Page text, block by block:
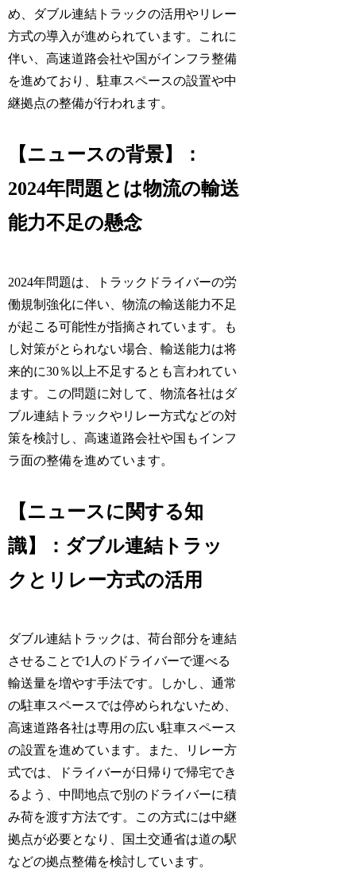
め、ダブル連結トラックの活用やリレー
方式の導入が進められています。これに
伴い、高速道路会社や国がインフラ整備
を進めており、駐車スペースの設置や中
継拠点の整備が行われます。
【ニュースの背景】：
2024年問題とは物流の輸送
能力不足の懸念
2024年問題は、トラックドライバーの労
働規制強化に伴い、物流の輸送能力不足
が起こる可能性が指摘されています。も
し対策がとられない場合、輸送能力は将
来的に30％以上不足するとも言われてい
ます。この問題に対して、物流各社はダ
ブル連結トラックやリレー方式などの対
策を検討し、高速道路会社や国もインフ
ラ面の整備を進めています。
【ニュースに関する知
識】：ダブル連結トラッ
クとリレー方式の活用
ダブル連結トラックは、荷台部分を連結
させることで1人のドライバーで運べる
輸送量を増やす手法です。しかし、通常
の駐車スペースでは停められないため、
高速道路各社は専用の広い駐車スペース
の設置を進めています。また、リレー方
式では、ドライバーが日帰りで帰宅でき
るよう、中間地点で別のドライバーに積
み荷を渡す方法です。この方式には中継
拠点が必要となり、国土交通省は道の駅
などの拠点整備を検討しています。